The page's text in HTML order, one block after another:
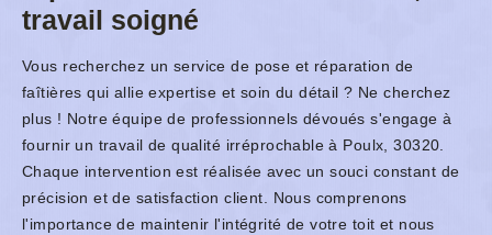
travail soigné
Vous recherchez un service de pose et réparation de
faîtières qui allie expertise et soin du détail ? Ne cherchez
plus ! Notre équipe de professionnels dévoués s'engage à
fournir un travail de qualité irréprochable à Poulx, 30320.
Chaque intervention est réalisée avec un souci constant de
précision et de satisfaction client. Nous comprenons
l'importance de maintenir l'intégrité de votre toit et nous